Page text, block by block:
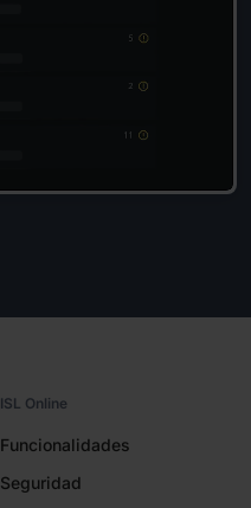
ISL Online
Funcionalidades
Seguridad